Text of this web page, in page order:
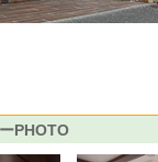
PHOTO